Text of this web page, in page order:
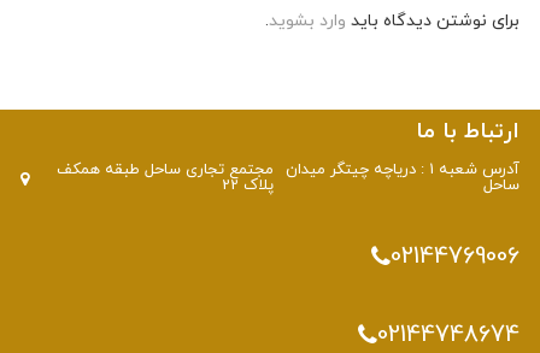
برای نوشتن دیدگاه بایدوارد بشوید.
ارتباط با ما
آدرس شعبه 1 : دریاچه چیتگر میدان
ساحل
مجتمع تجاری ساحل طبقه همکف
پلاک 22
02144769006
02144748674